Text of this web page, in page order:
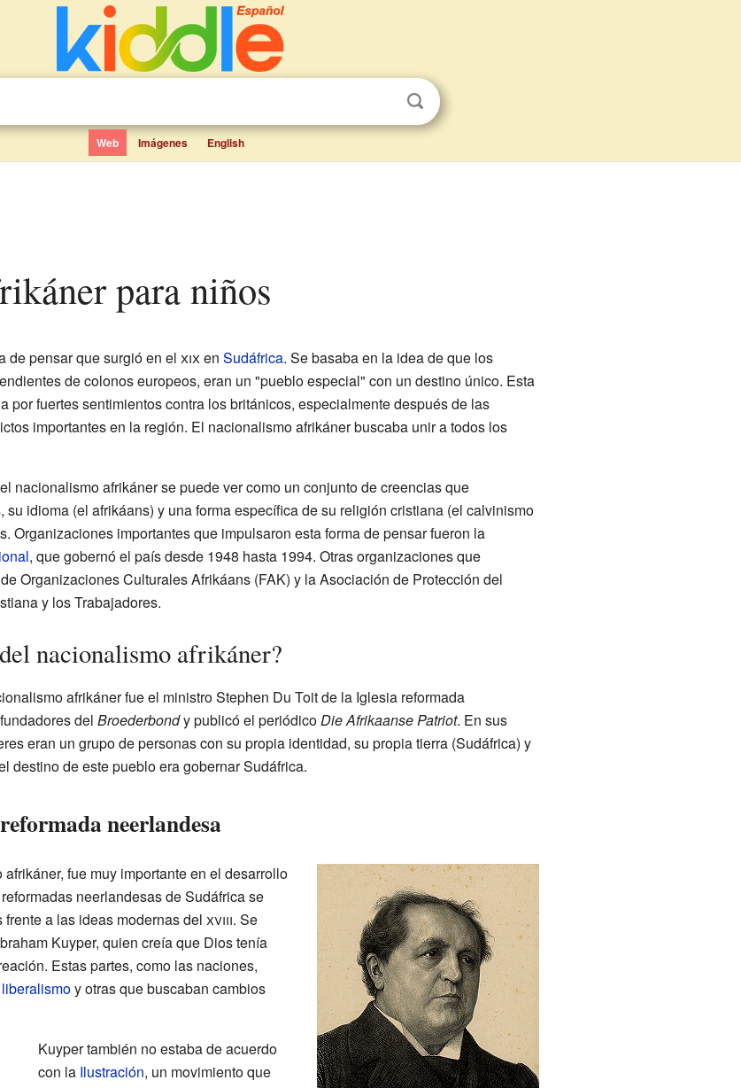
Web Imágenes English
para niños
de pensar que surgió en el xixen Sudáfrica. Se basaba en la idea de que los
de colonos europeos, eran un "pueblo especial" con un destino único. Esta
por fuertes sentimientos contra los británicos, especialmente después de las
importantes en la región. El nacionalismo afrikáner buscaba unir a todos los
nacionalismo afrikáner se puede ver como un conjunto de creencias que
idioma (el afrikáans) y una forma específica de su religión cristiana (el calvinismo
Organizaciones importantes que impulsaron esta forma de pensar fueron la
, que gobernó el país desde 1948 hasta 1994. Otras organizaciones que
Organizaciones Culturales Afrikáans (FAK) y la Asociación de Protección del
y los Trabajadores.
nacionalismo afrikáner?
afrikáner fue el ministro Stephen Du Toit de la Iglesia reformada
del Broederbondy publicó el periódicoDie Afrikaanse Patriot. En sus
eran un grupo de personas con su propia identidad, su propia tierra (Sudáfrica) y
destino de este pueblo era gobernar Sudáfrica.
neerlandesa
fue muy importante en el desarrollo
neerlandesas de Sudáfrica se
a las ideas modernas del xviii. Se
Kuyper, quien creía que Dios tenía
Estas partes, como las naciones,
liberalismoy otras que buscaban cambios
Kuyper también no estaba de acuerdo
con la Ilustración, un movimiento que